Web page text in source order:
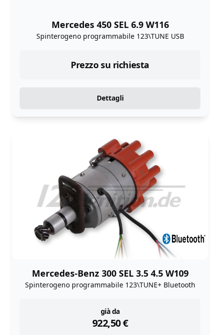
Mercedes 450 SEL 6.9 W116
Spinterogeno programmabile 123\TUNE USB
Prezzo su richiesta
Dettagli
Mercedes-Benz 300 SEL 3.5 4.5 W109
Spinterogeno programmabile 123\TUNE+ Bluetooth
già da
922,50€
instock